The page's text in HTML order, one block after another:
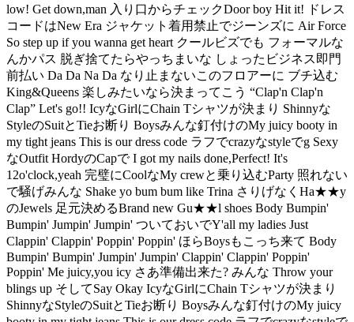
low! Get down,man 入り口からチェックDoor boy Hit it! ドレス
コードはNew Era ジャケット着用禁止でジーンズに Air Force
So step up if you wanna get heart クールビズでも フォーマルな
んかパス 脱ぎ捨てたらやっちまいな しょったビジネス即門
前払い Da Da Na Da なり止まないこのフロアーに ブチ込む
King&Queens 楽しみたいなら決まってこう “Clap'n Clap'n
Clap” Let's go!! IcyなGirlにChain Tシャツが決まり Shinnyな
StyleのSuitとTieお断り Boysみんな釘付けのMy juicy booty in
my tight jeans This is our dress code ラフでcrazyなstyleでg Sexy
なOutfit HordyのCapで I got my nails done,Perfect! It's
12o'clock,yeah 完璧にCoolなMy crewと乗り込むParty 照れない
で騒げみんな Shake yo bum bum like Trina さりげなくHa★★y
のJewels 足元決めるBrand new Gu★★l shoes Body Bumpin'
Bumpin' Jumpin' Jumpin' ついておいでY'all my ladies Just
Clappin' Clappin' Poppin' Poppin' ほらBoysもこっち来て Body
Bumpin' Bumpin' Jumpin' Jumpin' Clappin' Clappin' Poppin'
Poppin' Me juicy,you icy さあ準備出来た? みんな Throw your
blings up そしてSay Okay IcyなGirlにChain Tシャツが決まり
ShinnyなStyleのSuitとTieお断り Boysみんな釘付けのMy juicy